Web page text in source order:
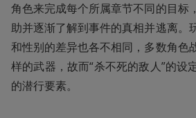
角色来完成每个所属章节不同的目标
助并逐渐了解到事件的真相并逃离。
和性别的差异也各不相同，多数角色
样的武器，故而“杀不死的敌人”的设
的潜行要素。